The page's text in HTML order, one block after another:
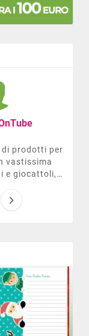
di prodotti per
vastissima
e giocattoli,
per i neonati,
altalene,
esperto,
e
Difficile
a quel
